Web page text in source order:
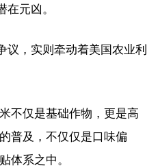
在元凶。
议，实则牵动着美国农业利
不仅是基础作物，更是高
普及，不仅仅是口味偏
体系之中。